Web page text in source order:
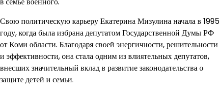
Свою политическую карьеру Екатерина Мизулина начала в 1995
году, когда была избрана депутатом Государственной Думы РФ
от Коми области. Благодаря своей энергичности, решительности
и эффективности, она стала одним из влиятельных депутатов,
внесших значительный вклад в развитие законодательства о
защите детей и семьи.